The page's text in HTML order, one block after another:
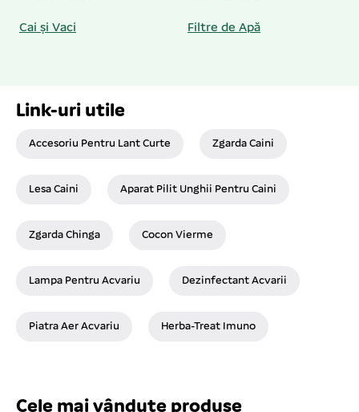
Cai și Vaci Filtre de Apă
Link-uri utile
Accesoriu Pentru Lant Curte Zgarda Caini
Lesa Caini Aparat Pilit Unghii Pentru Caini
Zgarda Chinga Cocon Vierme
Lampa Pentru Acvariu Dezinfectant Acvarii
Piatra Aer Acvariu Herba-Treat Imuno
Cele mai vândute produse